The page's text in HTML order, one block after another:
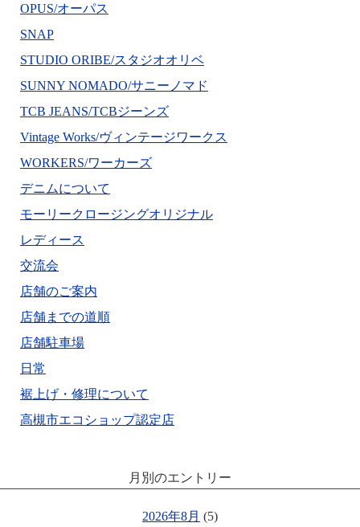
OPUS/オーパス
SNAP
STUDIO ORIBE/スタジオオリベ
SUNNY NOMADO/サニーノマド
TCB JEANS/TCBジーンズ
Vintage Works/ヴィンテージワークス
WORKERS/ワーカーズ
デニムについて
モーリークロージングオリジナル
レディース
交流会
店舗のご案内
店舗までの道順
店舗駐車場
日常
裾上げ・修理について
高槻市エコショップ認定店
月別のエントリー
2026年8月 (5)